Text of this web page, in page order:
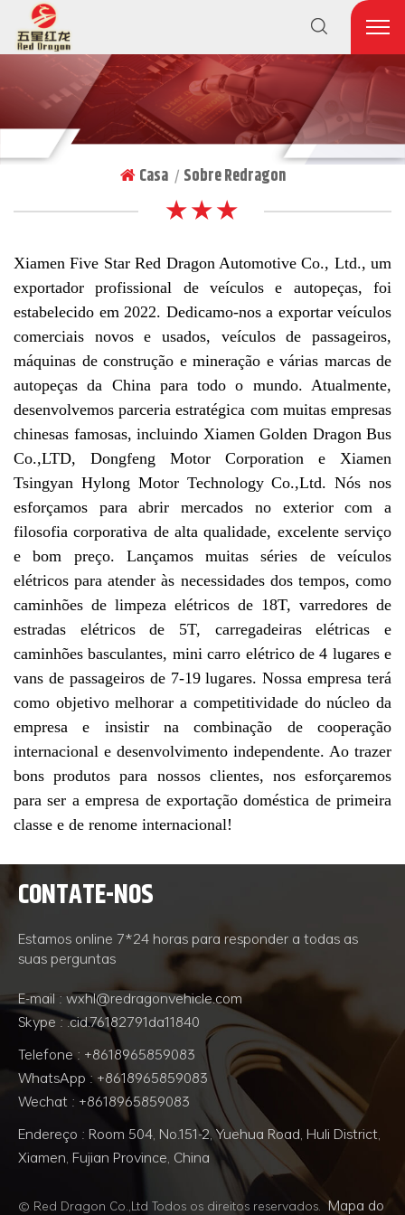
Casa | Sobre Redragon
★ ★ ★
Xiamen Five Star Red Dragon Automotive Co., Ltd., um
exportador profissional de veículos e autopeças, foi
estabelecido em 2022. Dedicamo-nos a exportar veículos
comerciais novos e usados, veículos de passageiros,
máquinas de construção e mineração e várias marcas de
autopeças da China para todo o mundo. Atualmente,
desenvolvemos parceria estratégica com muitas empresas
chinesas famosas, incluindo Xiamen Golden Dragon Bus
Co.,LTD, Dongfeng Motor Corporation e Xiamen
Tsingyan Hylong Motor Technology Co.,Ltd. Nós nos
esforçamos para abrir mercados no exterior com a
filosofia corporativa de alta qualidade, excelente serviço
e bom preço. Lançamos muitas séries de veículos
elétricos para atender às necessidades dos tempos, como
caminhões de limpeza elétricos de 18T, varredores de
estradas elétricos de 5T, carregadeiras elétricas e
caminhões basculantes, mini carro elétrico de 4 lugares e
vans de passageiros de 7-19 lugares. Nossa empresa terá
como objetivo melhorar a competitividade do núcleo da
empresa e insistir na combinação de cooperação
internacional e desenvolvimento independente. Ao trazer
bons produtos para nossos clientes, nos esforçaremos
para ser a empresa de exportação doméstica de primeira
classe e de renome internacional!
CONTATE-NOS
Estamos online 7*24 horas para responder a todas as
suas perguntas
E-mail : wxhl@redragonvehicle.com
Skype : .cid.76182791da11840
Telefone : +8618965859083
WhatsApp : +8618965859083
Wechat : +8618965859083
Endereço : Room 504, No.151-2, Yuehua Road, Huli District,
Xiamen, Fujian Province, China
© Red Dragon Co.,Ltd Todos os direitos reservados. Mapa do